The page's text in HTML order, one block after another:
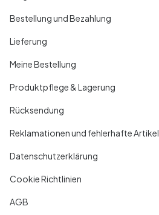
Bestellung und Bezahlung
Lieferung
Meine Bestellung
Produktpflege & Lagerung
Rücksendung
Reklamationen und fehlerhafte Artikel
Datenschutzerklärung
Cookie Richtlinien
AGB